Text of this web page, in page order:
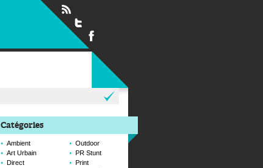
Catégories
Ambient
Art Urbain
Direct
Outdoor
PR Stunt
Print